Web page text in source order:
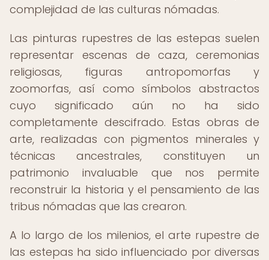
complejidad de las culturas nómadas.
Las pinturas rupestres de las estepas suelen
representar escenas de caza, ceremonias
religiosas, figuras antropomorfas y
zoomorfas, así como símbolos abstractos
cuyo significado aún no ha sido
completamente descifrado. Estas obras de
arte, realizadas con pigmentos minerales y
técnicas ancestrales, constituyen un
patrimonio invaluable que nos permite
reconstruir la historia y el pensamiento de las
tribus nómadas que las crearon.
A lo largo de los milenios, el arte rupestre de
las estepas ha sido influenciado por diversas